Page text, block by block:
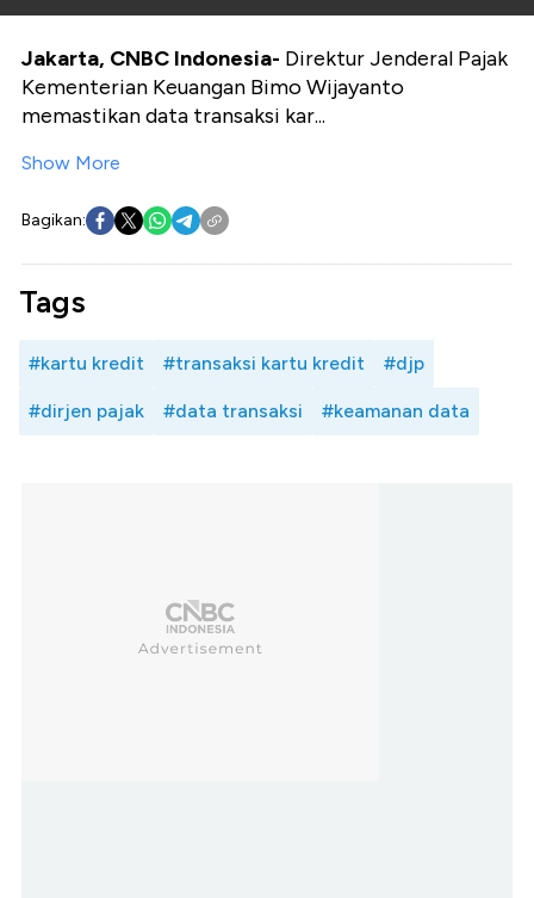
Jakarta, CNBC Indonesia- Direktur Jenderal Pajak
Kementerian Keuangan Bimo Wijayanto
memastikan data transaksi kar...
Show More
Bagikan:
Tags
#kartu kredit #transaksi kartu kredit #djp
#dirjen pajak #data transaksi #keamanan data